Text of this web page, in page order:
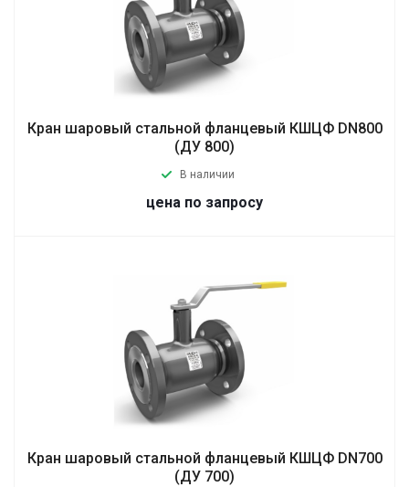
Кран шаровый стальной фланцевый КШЦФ DN800
(ДУ 800)
В наличии
цена по запросу
Кран шаровый стальной фланцевый КШЦФ DN700
(ДУ 700)